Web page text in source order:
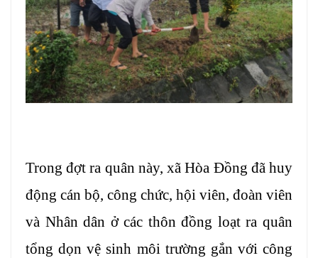
Trong đợt ra quân này, xã Hòa Đồng đã huy
động cán bộ, công chức, hội viên, đoàn viên
và Nhân dân ở các thôn đồng loạt ra quân
tổng dọn vệ sinh môi trường gắn với công